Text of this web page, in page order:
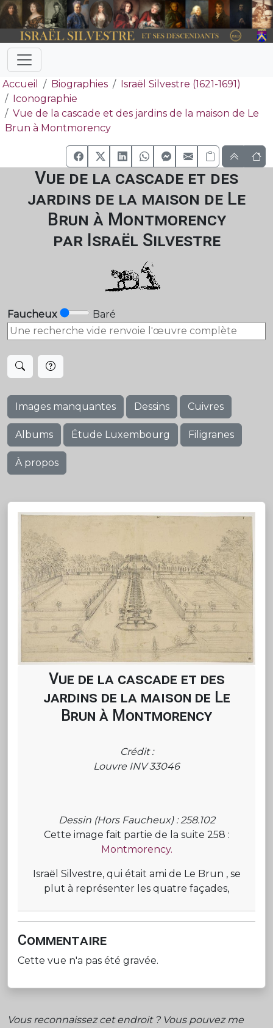
Accueil Biographies
Israël Silvestre (1621-1691)
Iconographie
Vue de la cascade et des jardins de la maison de Le
Brun à Montmorency
Vue de la cascade et des
jardins de la maison de Le
Brun à Montmorency
par Israël Silvestre
Faucheux Baré
Images manquantes Dessins Cuivres
Albums Étude Luxembourg Filigranes
À propos
Vue de la cascade et des
jardins de la maison de Le
Brun à Montmorency
Crédit :
Louvre INV 33046
Dessin (Hors Faucheux) : 258.102
Cette image fait partie de la suite 258 :
Montmorency.
Israël Silvestre, qui était ami de Le Brun , se
plut à représenter les quatre façades,
Commentaire
Cette vue n'a pas été gravée.
Vous reconnaissez cet endroit ? Vous pouvez me